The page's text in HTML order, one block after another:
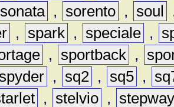
sonata , sorento , soul
, spark , speciale ,
, sportback ,
spyder , sq2 , sq5 ,
, stelvio ,